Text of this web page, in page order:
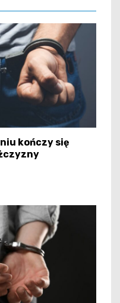
kończy się